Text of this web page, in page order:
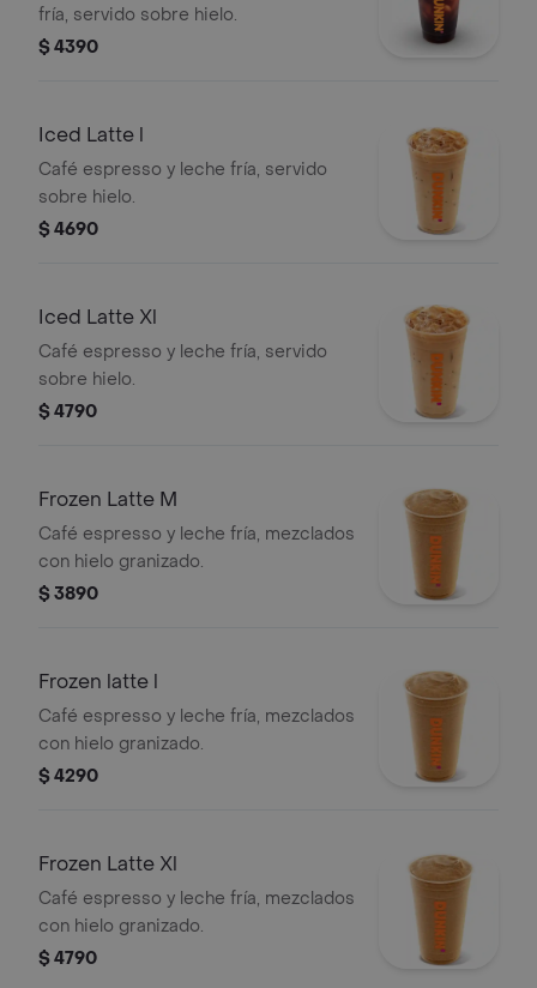
fría, servido sobre hielo.
$ 4390
Iced Latte l
Café espresso y leche fría, servido
sobre hielo.
$ 4690
Iced Latte Xl
Café espresso y leche fría, servido
sobre hielo.
$ 4790
Frozen Latte M
Café espresso y leche fría, mezclados
con hielo granizado.
$ 3890
Frozen latte l
Café espresso y leche fría, mezclados
con hielo granizado.
$ 4290
Frozen Latte Xl
Café espresso y leche fría, mezclados
con hielo granizado.
$ 4790